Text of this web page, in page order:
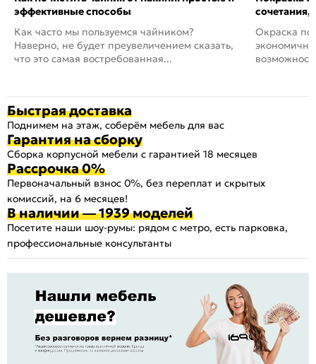
эффективные способы
Как часто мы пользуемся чайником?
Наверно, не будет преувеличением сказать,
что это самая востребованная...
сочетания,
Окраска
Быстрая доставка
Поднимем на этаж, соберём мебель для вас
Гарантия на сборку
Сборка корпусной мебели с гарантией 18 месяцев
Рассрочка 0%
Первоначальный взнос 0%, без переплат и скрытых
комиссий, на 6 месяцев!
В наличии — 1939 моделей
Посетите наши шоу-румы: рядом с метро, есть парковка,
профессиональные консультанты